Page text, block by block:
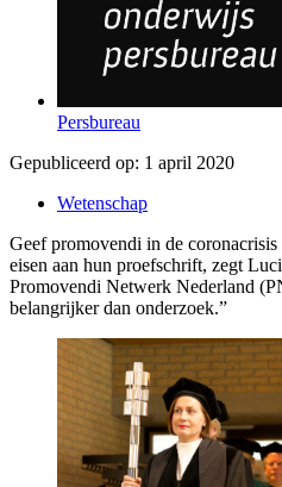
Persbureau
Gepubliceerd op: 1 april 2020
Wetenschap
Geef promovendi in de
eisen aan hun proefschrift, zegt
Promovendi Netwerk Nederland
belangrijker dan onderzoek.”